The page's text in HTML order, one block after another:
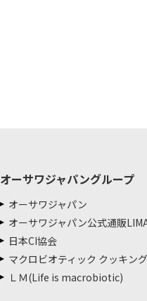
オーサワジャパングループ
オーサワジャパン
オーサワジャパン公式通販
日本CI協会
マクロビオティック クッキン
ＬＭ(Life is macrobiotic)